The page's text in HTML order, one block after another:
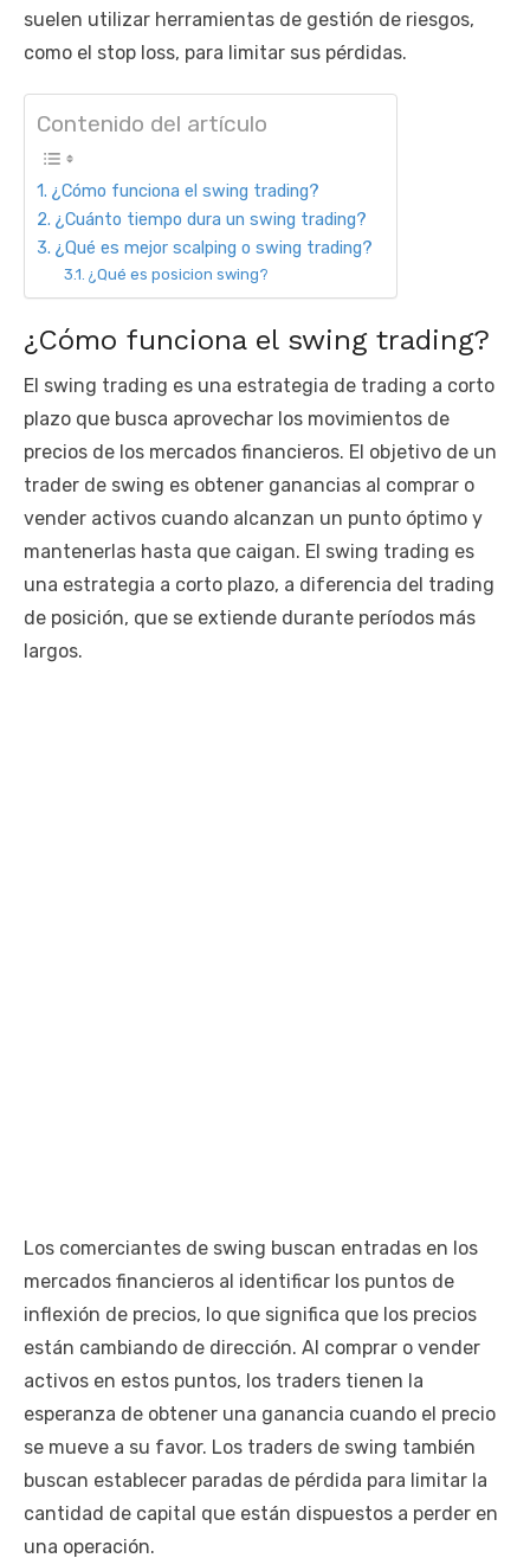
suelen utilizar herramientas de gestión de riesgos,
como el stop loss, para limitar sus pérdidas.
Contenido del artículo
¿Cómo funciona el swing trading?
¿Cuánto tiempo dura un swing trading?
¿Qué es mejor scalping o swing trading?
¿Qué es posicion swing?
¿Cómo funciona el swing trading?
El swing trading es una estrategia de trading a corto
plazo que busca aprovechar los movimientos de
precios de los mercados financieros. El objetivo de un
trader de swing es obtener ganancias al comprar o
vender activos cuando alcanzan un punto óptimo y
mantenerlas hasta que caigan. El swing trading es
una estrategia a corto plazo, a diferencia del trading
de posición, que se extiende durante períodos más
largos.
Los comerciantes de swing buscan entradas en los
mercados financieros al identificar los puntos de
inflexión de precios, lo que significa que los precios
están cambiando de dirección. Al comprar o vender
activos en estos puntos, los traders tienen la
esperanza de obtener una ganancia cuando el precio
se mueve a su favor. Los traders de swing también
buscan establecer paradas de pérdida para limitar la
cantidad de capital que están dispuestos a perder en
una operación.